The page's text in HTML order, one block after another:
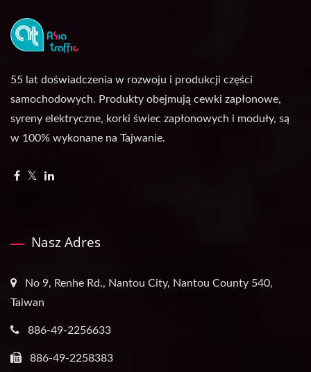
55 lat doświadczenia w rozwoju i produkcji części
samochodowych. Produkty obejmują cewki zapłonowe,
syreny elektryczne, korki świec zapłonowych i moduły, są
w 100% wykonane na Tajwanie.
Nasz Adres
No 9, Renhe Rd., Nantou City, Nantou County 540,
Taiwan
886-49-2256633
886-49-2258383